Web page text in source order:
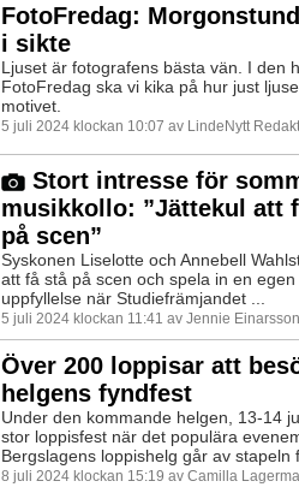
FotoFredag:
i sikte
Ljuset är fotografens bästa vän. I den
FotoFredag ska vi kika på hur just
motivet.
5 juli 2024 klockan 10:07 av LindeNytt
Stort intresse för
musikkollo: ”Jättekul att
på scen”
Syskonen Liselotte och Annebell
att få stå på scen och spela in en egen
uppfyllelse när Studiefrämjandet ...
5 juli 2024 klockan 11:41 av Jennie
Över 200 loppisar att
helgens fyndfest
Under den kommande helgen, 13-14
stor loppisfest när det populära
Bergslagens loppishelg går av stapeln
8 juli 2024 klockan 15:19 av Camilla